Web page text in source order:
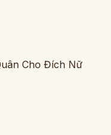
Cho Đích Nữ